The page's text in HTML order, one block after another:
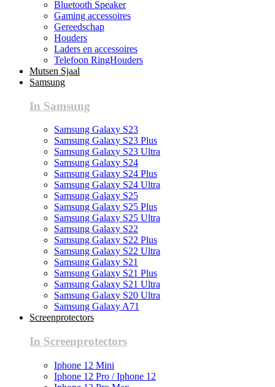
Bluetooth Speaker
Gaming accessoires
Gereedschap
Houders
Laders en accessoires
Telefoon RingHouders
Mutsen Sjaal
Samsung
In Samsung
Samsung Galaxy S23
Samsung Galaxy S23 Plus
Samsung Galaxy S23 Ultra
Samsung Galaxy S24
Samsung Galaxy S24 Plus
Samsung Galaxy S24 Ultra
Samsung Galaxy S25
Samsung Galaxy S25 Plus
Samsung Galaxy S25 Ultra
Samsung Galaxy S22
Samsung Galaxy S22 Plus
Samsung Galaxy S22 Ultra
Samsung Galaxy S21
Samsung Galaxy S21 Plus
Samsung Galaxy S21 Ultra
Samsung Galaxy S20 Ultra
Samsung Galaxy A71
Screenprotectors
In Screenprotectors
Iphone 12 Mini
Iphone 12 Pro / Iphone 12